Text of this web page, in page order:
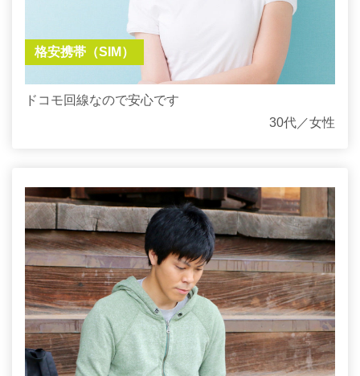
格安携帯（SIM）
ドコモ回線なので安心です
30代／女性